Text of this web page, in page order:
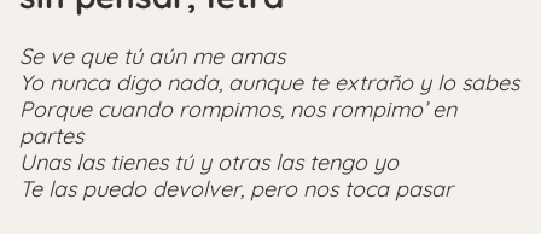
Se ve que tú aún me amas
Yo nunca digo nada, aunque te extraño y lo sabes
Porque cuando rompimos, nos rompimo’ en
partes
Unas las tienes tú y otras las tengo yo
Te las puedo devolver, pero nos toca pasar